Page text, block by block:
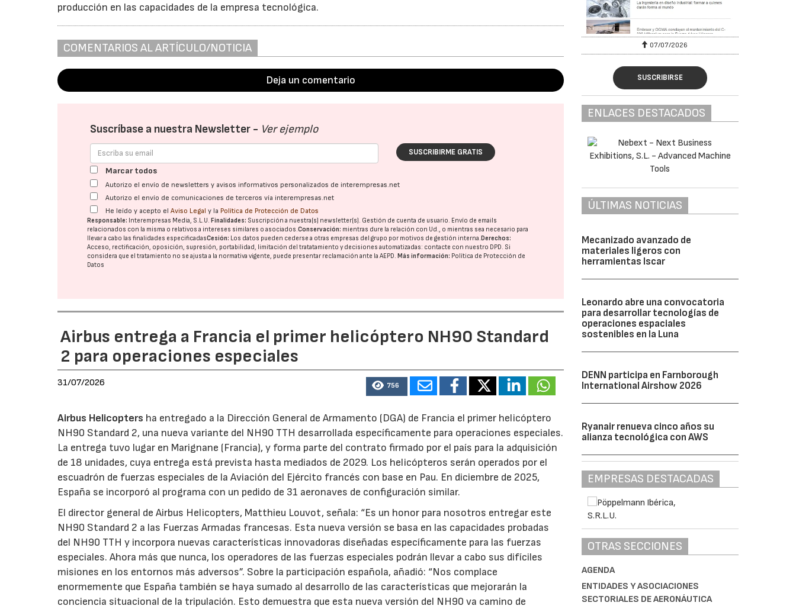
producción en las capacidades de la empresa tecnológica.
COMENTARIOS AL ARTÍCULO/NOTICIA
Deja un comentario
Suscríbase a nuestra Newsletter - Ver ejemplo
SUSCRIBIRME GRATIS
Marcar todos
Autorizo el envío de newsletters y avisos informativos personalizados de interempresas.net
Autorizo el envío de comunicaciones de terceros vía interempresas.net
He leído y acepto elAviso Legal y la Política de Protección de Datos
Responsable: Interempresas Media, S.L.U.Finalidades: Suscripción a nuestra(s) newsletter(s). Gestión de cuenta de usuario. Envío de emails
relacionados con la misma o relativos a intereses similares o asociados.Conservación: mientras dure la relación con Ud., o mientras sea necesario para
llevar a cabo las finalidades especificadasCesión: Los datos pueden cederse a otras empresas del grupo por motivos de gestión interna.Derechos:
Acceso, rectificación, oposición, supresión, portabilidad, limitación del tratatamiento y decisiones automatizadas: contacte con nuestro DPD. Si
considera que el tratamiento no se ajusta a la normativa vigente, puede presentar reclamación ante laAEPD.Más información: Política de Protección de
Datos
Airbus entrega a Francia el primer helicóptero NH90 Standard
2 para operaciones especiales
31/07/2026 756
Airbus Helicopters ha entregado a la Dirección General de Armamento (DGA) de Francia el primer helicóptero
NH90 Standard 2, una nueva variante del NH90 TTH desarrollada específicamente para operaciones especiales.
La entrega tuvo lugar en Marignane (Francia), y forma parte del contrato firmado por el país para la adquisición
de 18 unidades, cuya entrega está prevista hasta mediados de 2029. Los helicópteros serán operados por el
escuadrón de fuerzas especiales de la Aviación del Ejército francés con base en Pau. En diciembre de 2025,
España se incorporó al programa con un pedido de 31 aeronaves de configuración similar.
El director general de Airbus Helicopters, Matthieu Louvot, señala: “Es un honor para nosotros entregar este
NH90 Standard 2 a las Fuerzas Armadas francesas. Esta nueva versión se basa en las capacidades probadas
del NH90 TTH y incorpora nuevas características innovadoras diseñadas específicamente para las fuerzas
especiales. Ahora más que nunca, los operadores de las fuerzas especiales podrán llevar a cabo sus difíciles
misiones en los entornos más adversos”. Sobre la participación española, añadió: “Nos complace
enormemente que España también se haya sumado al desarrollo de las características que mejorarán la
conciencia situacional de la tripulación. Esto demuestra que esta nueva versión del NH90 va camino de
07/07/2026
SUSCRIBIRSE
ENLACES DESTACADOS
ÚLTIMAS NOTICIAS
Mecanizado avanzado de
materiales ligeros con
herramientas Iscar
Leonardo abre una convocatoria
para desarrollar tecnologías de
operaciones espaciales
sostenibles en la Luna
DENN participa en Farnborough
International Airshow 2026
Ryanair renueva cinco años su
alianza tecnológica con AWS
EMPRESAS DESTACADAS
OTRAS SECCIONES
AGENDA
ENTIDADES Y ASOCIACIONES
SECTORIALES DE AERONÁUTICA